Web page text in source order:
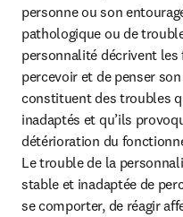
personne ou son
pathologique ou de
personnalité décrivent les
percevoir et de penser
constituent des troubles
inadaptés et qu’ils
détérioration du
Le trouble de la
stable et inadaptée de
se comporter, de réagir